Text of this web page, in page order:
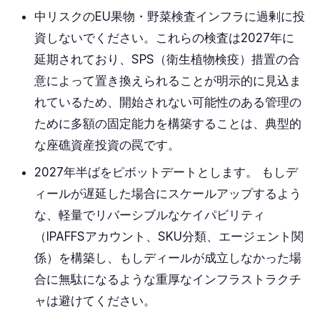
中リスクのEU果物・野菜検査インフラに過剰に投
資しないでください。これらの検査は2027年に
延期されており、SPS（衛生植物検疫）措置の合
意によって置き換えられることが明示的に見込ま
れているため、開始されない可能性のある管理の
ために多額の固定能力を構築することは、典型的
な座礁資産投資の罠です。
2027年半ばをピボットデートとします。 もしデ
ィールが遅延した場合にスケールアップするよう
な、軽量でリバーシブルなケイパビリティ
（IPAFFSアカウント、SKU分類、エージェント関
係）を構築し、もしディールが成立しなかった場
合に無駄になるような重厚なインフラストラクチ
ャは避けてください。